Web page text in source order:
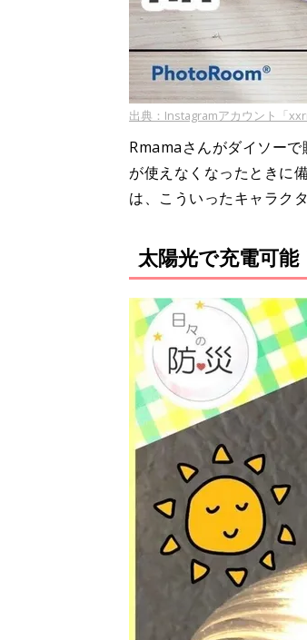
出典：Instagramアカウント「
Rmamaさんがダイソー
が使えなくなったときに
は、こういったキャラク
太陽光で充電可